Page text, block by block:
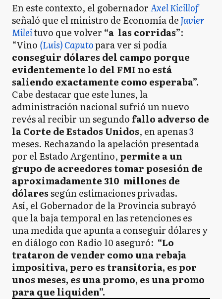
En este contexto, el gobernadorAxel Kicillof
señaló que el ministro de Economía deJavier
Mileituvo que volver “a las corridas”:
“Vino (Luis) Caputopara ver si podía
conseguir dólares del campo porque
evidentemente lo del FMI no está
saliendo exactamente como esperaba”.
Cabe destacar que este lunes, la
administración nacional sufrió un nuevo
revés al recibir un segundo fallo adverso de
la Corte de Estados Unidos, en apenas 3
meses. Rechazando la apelación presentada
por el Estado Argentino, permite a un
grupo de acreedores tomar posesión de
aproximadamente 310 millones de
dólaressegún estimaciones privadas.
Así, el Gobernador de la Provincia subrayó
que la baja temporal en las retenciones es
una medida que apunta a conseguir dólares y
en diálogo con Radio 10 aseguró: “Lo
trataron de vender como una rebaja
impositiva, pero es transitoria, es por
unos meses, es una promo, es una promo
para que liquiden”.